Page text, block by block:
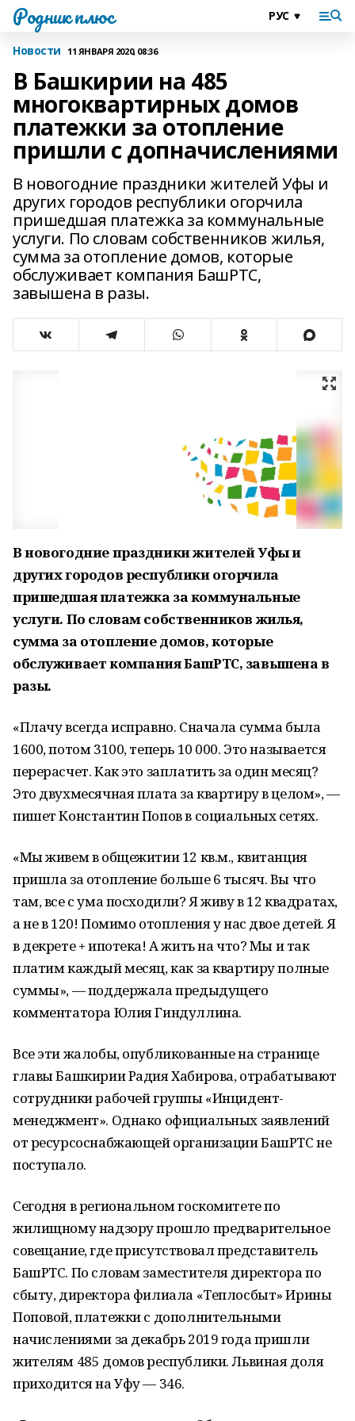
Родник плюс
Новости 11 ЯНВАРЯ 2020, 08:36
В Башкирии на 485
многоквартирных домов
платежки за отопление
пришли с допначислениями
В новогодние праздники жителей Уфы и
других городов республики огорчила
пришедшая платежка за коммунальные
услуги. По словам собственников жилья,
сумма за отопление домов, которые
обслуживает компания БашРТС,
завышена в разы.
В новогодние праздники жителей Уфы и
других городов республики огорчила
пришедшая платежка за коммунальные
услуги. По словам собственников жилья,
сумма за отопление домов, которые
обслуживает компания БашРТС, завышена в
разы.
«Плачу всегда исправно. Сначала сумма была
1600, потом 3100, теперь 10 000. Это называется
перерасчет. Как это заплатить за один месяц?
Это двухмесячная плата за квартиру в целом», —
пишет Константин Попов в социальных сетях.
«Мы живем в общежитии 12 кв.м., квитанция
пришла за отопление больше 6 тысяч. Вы что
там, все с ума посходили? Я живу в 12 квадратах,
а не в 120! Помимо отопления у нас двое детей. Я
в декрете + ипотека! А жить на что? Мы и так
платим каждый месяц, как за квартиру полные
суммы», — поддержала предыдущего
комментатора Юлия Гиндуллина.
Все эти жалобы, опубликованные на странице
главы Башкирии Радия Хабирова, отрабатывают
сотрудники рабочей группы «Инцидент-
менеджмент». Однако официальных заявлений
от ресурсоснабжающей организации БашРТС не
поступало.
Сегодня в региональном госкомитете по
жилищному надзору прошло предварительное
совещание, где присутствовал представитель
БашРТС. По словам заместителя директора по
сбыту, директора филиала «Теплосбыт» Ирины
Поповой, платежки с дополнительными
начислениями за декабрь 2019 года пришли
жителям 485 домов республики. Львиная доля
приходится на Уфу — 346.